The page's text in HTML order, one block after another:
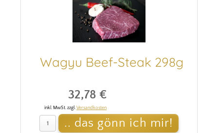
Wagyu Beef-Steak 298g
32,78 €
inkl. MwSt. zzgl.Versandkosten